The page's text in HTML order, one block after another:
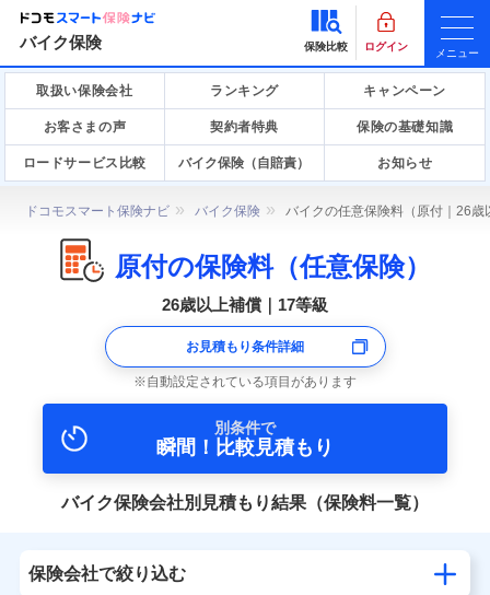
バイク保険 保険比較 ログイン
メニュー
取扱い保険会社 ランキング キャンペーン
お客さまの声 契約者特典 保険の基礎知識
ロードサービス比較 バイク保険（自賠責） お知らせ
ドコモスマート保険ナビ バイク保険 バイクの任意保険料（原付｜26
原付の保険料（任意保険）
26歳以上補償｜17等級
お見積もり条件詳細
自動設定されている項目があります
別条件で
瞬間！比較見積もり
バイク保険会社別見積もり結果（保険料一覧）
保険会社で絞り込む